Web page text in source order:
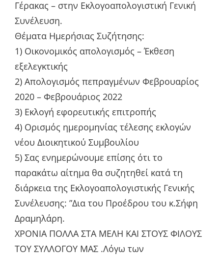
Γέρακας – στην Εκλογοαπολογιστική Γενική
Συνέλευση.
Θέματα Ημερήσιας Συζήτησης:
1) Οικονομικός απολογισμός – Έκθεση
εξελεγκτικής
2) Απολογισμός πεπραγμένων Φεβρουαρίος
2020 – Φεβρουάριος 2022
3) Εκλογή εφορευτικής επιτροπής
4) Ορισμός ημερομηνίας τέλεσης εκλογών
νέου Διοικητικού Συμβουλίου
5) Σας ενημερώνουμε επίσης ότι το
παρακάτω αίτημα θα συζητηθεί κατά τη
διάρκεια της Εκλογοαπολογιστικής Γενικής
Συνέλευσης: ”Δια του Προέδρου του κ.Σήφη
Δραμηλάρη.
ΧΡΟΝΙΑ ΠΟΛΛΑ ΣΤΑ ΜΕΛΗ ΚΑΙ ΣΤΟΥΣ ΦΙΛΟΥΣ
ΤΟΥ ΣΥΛΛΟΓΟΥ ΜΑΣ .Λόγω των